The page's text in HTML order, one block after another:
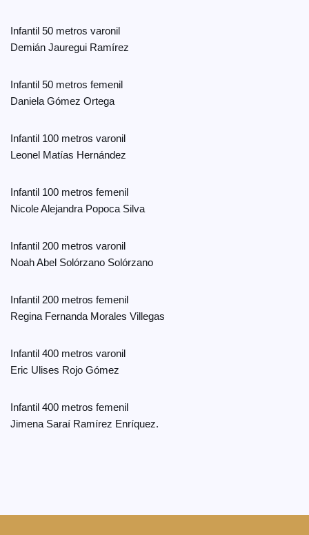
Infantil 50 metros varonil
Demián Jauregui Ramírez
Infantil 50 metros femenil
Daniela Gómez Ortega
Infantil 100 metros varonil
Leonel Matías Hernández
Infantil 100 metros femenil
Nicole Alejandra Popoca Silva
Infantil 200 metros varonil
Noah Abel Solórzano Solórzano
Infantil 200 metros femenil
Regina Fernanda Morales Villegas
Infantil 400 metros varonil
Eric Ulises Rojo Gómez
Infantil 400 metros femenil
Jimena Saraí Ramírez Enríquez.